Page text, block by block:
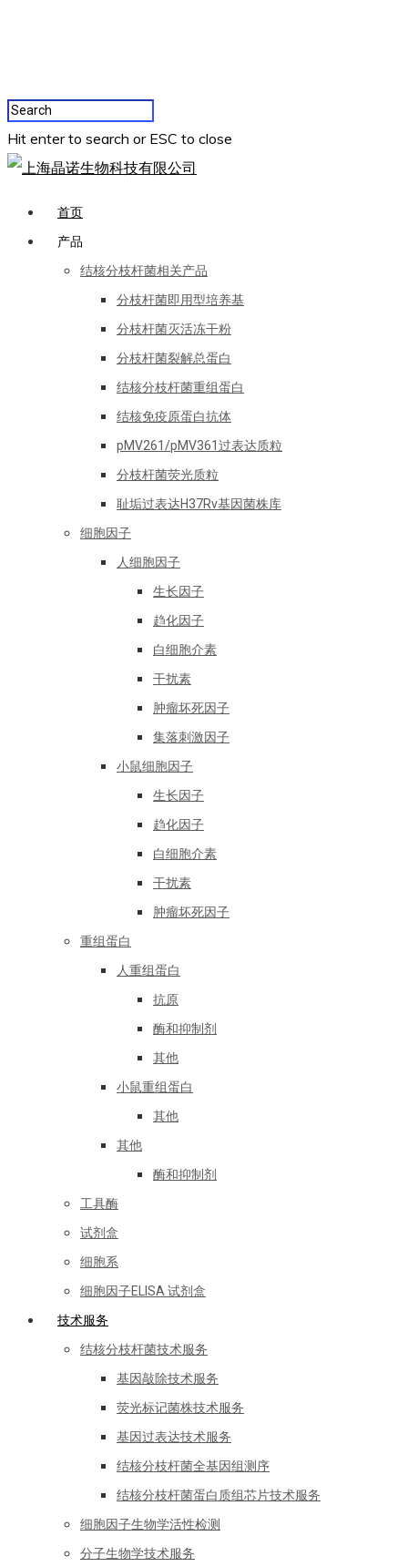
Hit enter to search or ESC to close
首页
产品
结核分枝杆菌相关产品
分枝杆菌即用型培养基
分枝杆菌灭活冻干粉
分枝杆菌裂解总蛋白
结核分枝杆菌重组蛋白
结核免疫原蛋白抗体
pMV261/pMV361过表达质粒
分枝杆菌荧光质粒
耻垢过表达H37Rv基因菌株库
细胞因子
人细胞因子
生长因子
趋化因子
白细胞介素
干扰素
肿瘤坏死因子
集落刺激因子
小鼠细胞因子
生长因子
趋化因子
白细胞介素
干扰素
肿瘤坏死因子
重组蛋白
人重组蛋白
抗原
酶和抑制剂
其他
小鼠重组蛋白
其他
其他
酶和抑制剂
工具酶
试剂盒
细胞系
细胞因子ELISA 试剂盒
技术服务
结核分枝杆菌技术服务
基因敲除技术服务
荧光标记菌株技术服务
基因过表达技术服务
结核分枝杆菌全基因组测序
结核分枝杆菌蛋白质组芯片技术服务
细胞因子生物学活性检测
分子生物学技术服务